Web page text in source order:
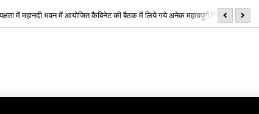
(कृषि अभियांत्रिकी) एवं B-Tech-(खाद्य प्रौद्योगिकी) पाठ्यक्रमों की रिक्त सीटों पर